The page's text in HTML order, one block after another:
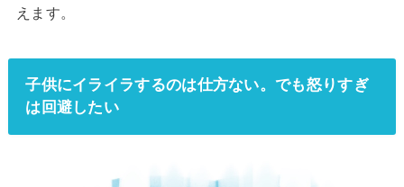
えます。
子供にイライラするのは仕方ない。でも怒りすぎ
は回避したい